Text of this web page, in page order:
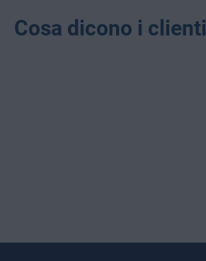
Cosa dicono i clienti